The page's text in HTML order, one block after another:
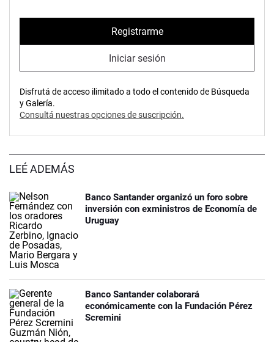
Registrarme
Iniciar sesión
Disfrutá de acceso ilimitado a todo el contenido de Búsqueda
y Galería.
Consultá nuestras opciones de suscripción.
LEÉ ADEMÁS
Banco Santander organizó un foro sobre
inversión con exministros de Economía de
Uruguay
Banco Santander colaborará
económicamente con la Fundación Pérez
Scremini